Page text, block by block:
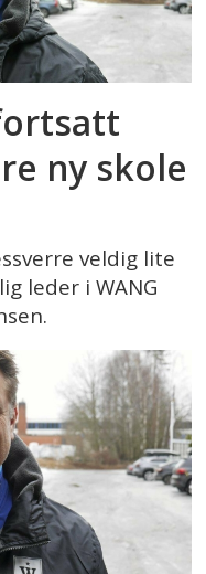
ny skole
veldig lite
leder i WANG